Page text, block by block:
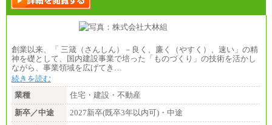
創業以来、「 三箴（さんしん）－良く、廉く（やすく）、速い」の精
神を礎として、国内建設事業で培った「ものづくり」の技術を活かし
ながら、事業領域を広げてき…
続きを読む
業種
住宅・建設・不動産
新卒／中途
2027新卒(既卒3年以内可)・中途